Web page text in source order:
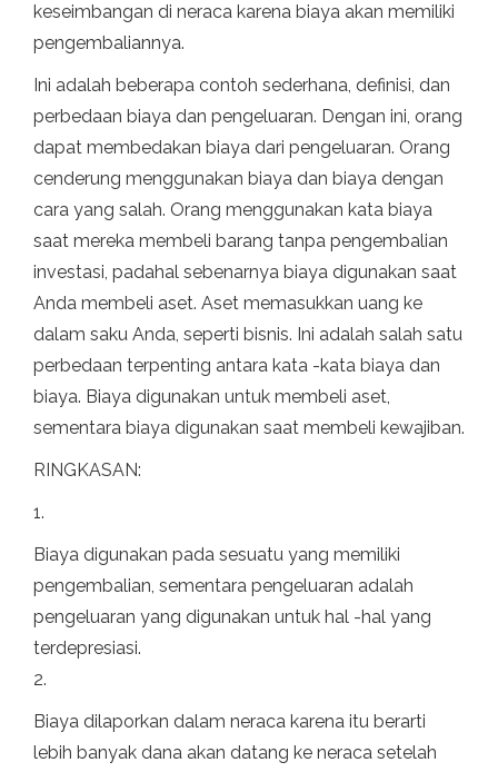
keseimbangan di neraca karena biaya akan memiliki
pengembaliannya.
Ini adalah beberapa contoh sederhana, definisi, dan
perbedaan biaya dan pengeluaran. Dengan ini, orang
dapat membedakan biaya dari pengeluaran. Orang
cenderung menggunakan biaya dan biaya dengan
cara yang salah. Orang menggunakan kata biaya
saat mereka membeli barang tanpa pengembalian
investasi, padahal sebenarnya biaya digunakan saat
Anda membeli aset. Aset memasukkan uang ke
dalam saku Anda, seperti bisnis. Ini adalah salah satu
perbedaan terpenting antara kata -kata biaya dan
biaya. Biaya digunakan untuk membeli aset,
sementara biaya digunakan saat membeli kewajiban.
RINGKASAN:
1.
Biaya digunakan pada sesuatu yang memiliki
pengembalian, sementara pengeluaran adalah
pengeluaran yang digunakan untuk hal -hal yang
terdepresiasi.
2.
Biaya dilaporkan dalam neraca karena itu berarti
lebih banyak dana akan datang ke neraca setelah